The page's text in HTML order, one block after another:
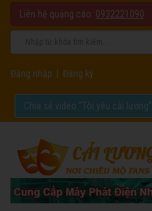
Liên hệ quảng cáo: 0932221090
Đăng nhập Đăng ký
Chia sẻ video "Tôi yêu cải lương".